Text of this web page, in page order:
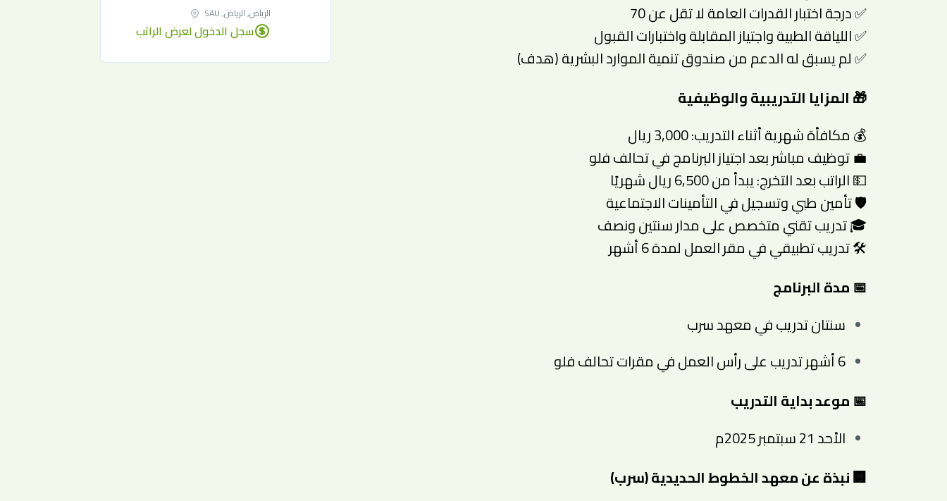
✅ درجة اختبار القدرات العامة لا تقل عن 70
✅ اللياقة الطبية واجتياز المقابلة واختبارات القبول
✅ لم يسبق له الدعم من صندوق تنمية الموارد البشرية (هدف)
🎁 المزايا التدريبية والوظيفية
💰 مكافأة شهرية أثناء التدريب: 3,000 ريال
💼 توظيف مباشر بعد اجتياز البرنامج في تحالف فلو
💵 الراتب بعد التخرج: يبدأ من 6,500 ريال شهريًا
🛡️ تأمين طبي وتسجيل في التأمينات الاجتماعية
🎓 تدريب تقني متخصص على مدار سنتين ونصف
🛠️ تدريب تطبيقي في مقر العمل لمدة 6 أشهر
📅 مدة البرنامج
سنتان تدريب في معهد سرب
6 أشهر تدريب على رأس العمل في مقرات تحالف فلو
📅 موعد بداية التدريب
الأحد 21 سبتمبر 2025م
🏢 نبذة عن معهد الخطوط الحديدية (سرب)
الرياض, الرياض, SAU
سجل الدخول لعرض الراتب